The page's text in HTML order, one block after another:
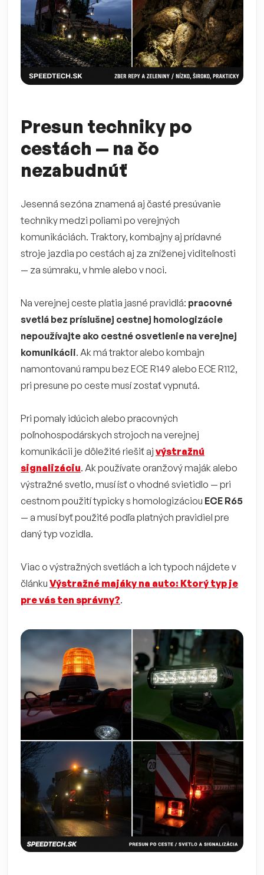
Presun techniky po
cestách — na čo
nezabudnúť
Jesenná sezóna znamená aj časté presúvanie
techniky medzi poliami po verejných
komunikáciách. Traktory, kombajny aj prídavné
stroje jazdia po cestách aj za zníženej viditeľnosti
— za súmraku, v hmle alebo v noci.
Na verejnej ceste platia jasné pravidlá: pracovné
svetlá bez príslušnej cestnej homologizácie
nepoužívajte ako cestné osvetlenie na verejnej
komunikácii. Ak má traktor alebo kombajn
namontovanú rampu bez ECE R149 alebo ECE R112,
pri presune po ceste musí zostať vypnutá.
Pri pomaly idúcich alebo pracovných
poľnohospodárskych strojoch na verejnej
komunikácii je dôležité riešiť aj výstražnú
signalizáciu. Ak používate oranžový maják alebo
výstražné svetlo, musí ísť o vhodné svietidlo — pri
cestnom použití typicky s homologizáciou ECE R65
— a musí byť použité podľa platných pravidiel pre
daný typ vozidla.
Viac o výstražných svetlách a ich typoch nájdete v
článku Výstražné majáky na auto: Ktorý typ je
pre vás ten správny?.